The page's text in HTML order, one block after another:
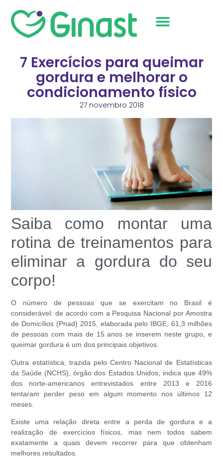
7 Exercícios para queimar
gordura e melhorar o
condicionamento físico
27 novembro 2018
Saiba como montar uma
rotina de treinamentos para
eliminar a gordura do seu
corpo!
O número de pessoas que se exercitam no Brasil é
considerável: de acordo com a Pesquisa Nacional por Amostra
de Domicílios (Pnad) 2015, elaborada pelo IBGE, 61,3 milhões
de pessoas com mais de 15 anos se inserem neste grupo, e
queimar gordura é um dos principais objetivos.
Outra estatística, trazida pelo Centro Nacional de Estatísticas
da Saúde (NCHS), órgão dos Estados Unidos, indica que 49%
dos norte-americanos entrevistados entre 2013 e 2016
tentaram perder peso em algum momento nos últimos 12
meses.
Existe uma relação direta entre a perda de gordura e a
realização de exercícios físicos, mas nem todos sabem
exatamente a quais devem recorrer para que obtenham
melhores resultados.